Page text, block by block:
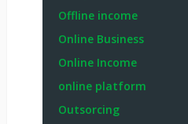
Offline income
Online Business
Online Income
online platform
Outsorcing